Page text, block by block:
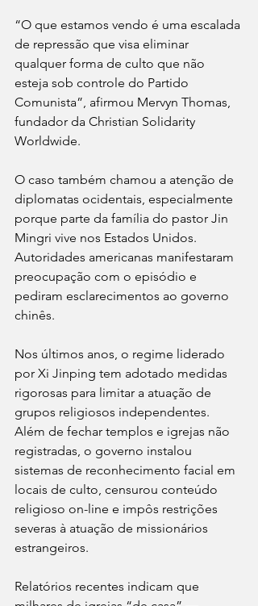
“O que estamos vendo é uma escalada
de repressão que visa eliminar
qualquer forma de culto que não
esteja sob controle do Partido
Comunista”, afirmou Mervyn Thomas,
fundador da Christian Solidarity
Worldwide.
O caso também chamou a atenção de
diplomatas ocidentais, especialmente
porque parte da família do pastor Jin
Mingri vive nos Estados Unidos.
Autoridades americanas manifestaram
preocupação com o episódio e
pediram esclarecimentos ao governo
chinês.
Nos últimos anos, o regime liderado
por Xi Jinping tem adotado medidas
rigorosas para limitar a atuação de
grupos religiosos independentes.
Além de fechar templos e igrejas não
registradas, o governo instalou
sistemas de reconhecimento facial em
locais de culto, censurou conteúdo
religioso on-line e impôs restrições
severas à atuação de missionários
estrangeiros.
Relatórios recentes indicam que